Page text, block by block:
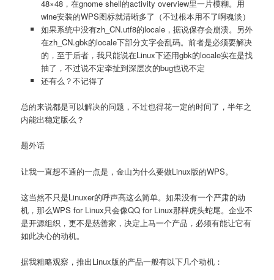
48×48，在gnome shell的activity overview里一片模糊。用
wine安装的WPS图标就清晰多了（不过根本用不了啊魂淡）
如果系统中没有zh_CN.utf8的locale，据说保存会崩溃。另外
在zh_CN.gbk的locale下部分文字会乱码。前者是必须要解决
的，至于后者，我只能说在Linux下还用gbk的locale实在是找
抽了，不过说不定牵扯到深层次的bug也说不定
还有么？不记得了
总的来说都是可以解决的问题，不过也得花一定的时间了，半年之
内能出稳定版么？
题外话
让我一直想不通的一点是，金山为什么要做Linux版的WPS。
这当然不只是Linuxer的呼声高这么简单。如果没有一个严肃的动
机，那么WPS for Linux只会像QQ for Linux那样虎头蛇尾。企业不
是开源组织，更不是慈善家，决定上马一个产品，必须有能让它有
如此决心的动机。
据我粗略观察，推出Linux版的产品一般有以下几个动机：